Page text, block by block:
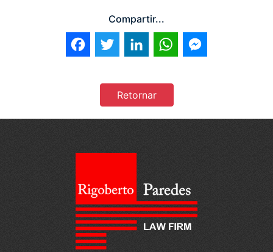
Compartir...
FacebookTwitter LinkedIn WhatsApp
Retornar